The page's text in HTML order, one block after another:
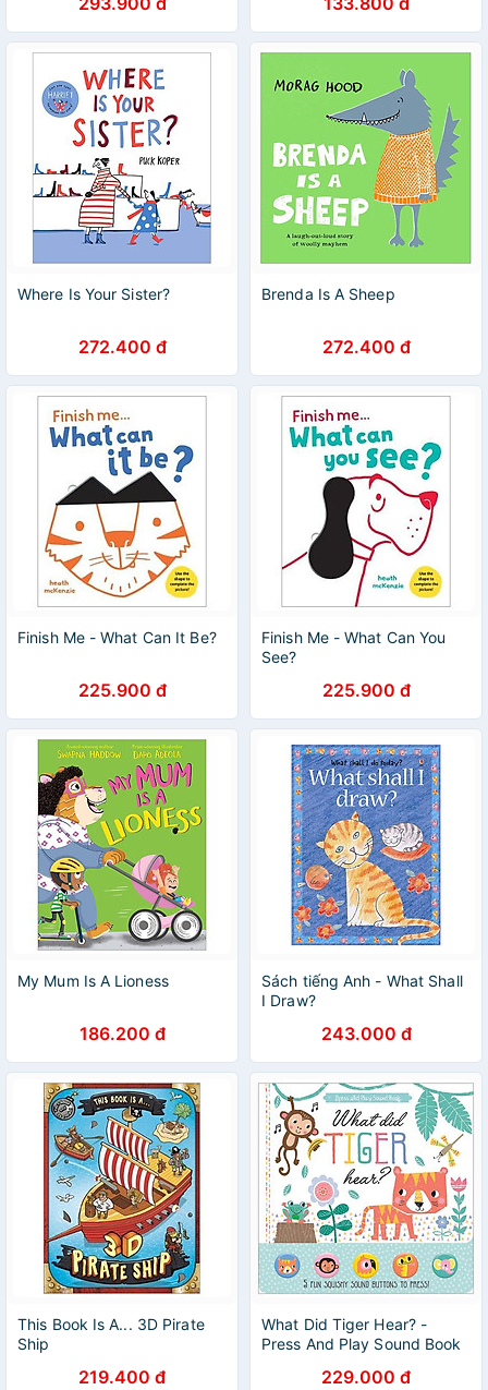
Where Is Your Sister?
272.400 đ
Brenda Is A Sheep
272.400 đ
Finish Me - What Can It Be?
225.900 đ
Finish Me - What Can You
See?
225.900 đ
My Mum Is A Lioness
186.200 đ
Sách tiếng Anh - What Shall
I Draw?
243.000 đ
This Book Is A... 3D Pirate
Ship
219.400 đ
What Did Tiger Hear? -
Press And Play Sound Book
229.000 đ